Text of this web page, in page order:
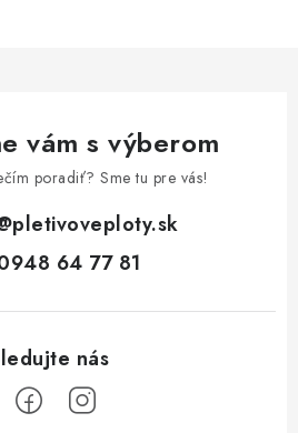
vám s výberom
poradiť? Sme tu pre vás!
pletivoveploty.sk
64 77 81